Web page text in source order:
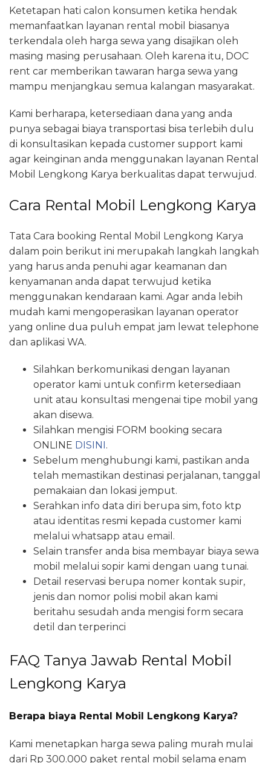
Ketetapan hati calon konsumen ketika hendak
memanfaatkan layanan rental mobil biasanya
terkendala oleh harga sewa yang disajikan oleh
masing masing perusahaan. Oleh karena itu, DOC
rent car memberikan tawaran harga sewa yang
mampu menjangkau semua kalangan masyarakat.
Kami berharapa, ketersediaan dana yang anda
punya sebagai biaya transportasi bisa terlebih dulu
di konsultasikan kepada customer support kami
agar keinginan anda menggunakan layanan Rental
Mobil Lengkong Karya berkualitas dapat terwujud.
Cara Rental Mobil Lengkong Karya
Tata Cara booking Rental Mobil Lengkong Karya
dalam poin berikut ini merupakah langkah langkah
yang harus anda penuhi agar keamanan dan
kenyamanan anda dapat terwujud ketika
menggunakan kendaraan kami. Agar anda lebih
mudah kami mengoperasikan layanan operator
yang online dua puluh empat jam lewat telephone
dan aplikasi WA.
Silahkan berkomunikasi dengan layanan
operator kami untuk confirm ketersediaan
unit atau konsultasi mengenai tipe mobil yang
akan disewa.
Silahkan mengisi FORM booking secara
ONLINE DISINI .
Sebelum menghubungi kami, pastikan anda
telah memastikan destinasi perjalanan, tanggal
pemakaian dan lokasi jemput.
Serahkan info data diri berupa sim, foto ktp
atau identitas resmi kepada customer kami
melalui whatsapp atau email.
Selain transfer anda bisa membayar biaya sewa
mobil melalui sopir kami dengan uang tunai.
Detail reservasi berupa nomer kontak supir,
jenis dan nomor polisi mobil akan kami
beritahu sesudah anda mengisi form secara
detil dan terperinci
FAQ Tanya Jawab Rental Mobil
Lengkong Karya
Berapa biaya Rental Mobil Lengkong Karya?
Kami menetapkan harga sewa paling murah mulai
dari Rp 300.000 paket rental mobil selama enam